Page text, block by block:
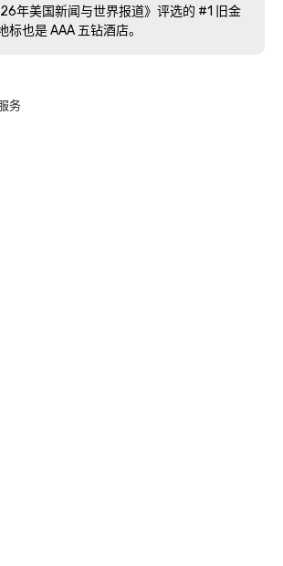
年美国新闻与世界报道》评选的 #1 旧金
务